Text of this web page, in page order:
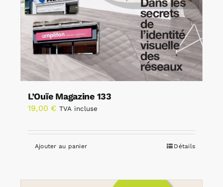
L’Ouïe Magazine 133
19,00 € TVA incluse
Ajouter au panier Détails